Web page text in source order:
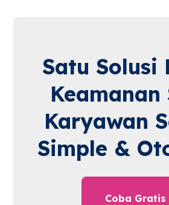
Satu Solusi
Keamanan
Karyawan
Simple &
Coba Gratis